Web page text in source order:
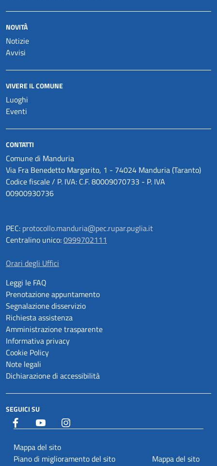
NOVITÀ
Notizie
Avvisi
VIVERE IL COMUNE
Luoghi
Eventi
CONTATTI
Comune di Manduria
Via Fra Benedetto Margarito, 1 - 74024 Manduria (Taranto)
Codice fiscale / P. IVA: C.F. 80009070733 - P. IVA
00900930736
PEC: protocollo.manduria@pec.rupar.puglia.it
Centralino unico:0999702111
Orari degli Uffici
Leggi le FAQ
Prenotazione appuntamento
Segnalazione disservizio
Richiesta assistenza
Amministrazione trasparente
Informativa privacy
Cookie Policy
Note legali
Dichiarazione di accessibilità
SEGUICI SU
Facebook YouTube
Mappa del sito
Piano di miglioramento del sito
Mappa del sito